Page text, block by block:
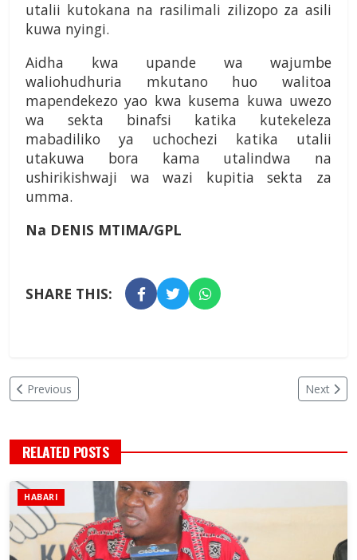
utalii kutokana na rasilimali zilizopo za asili
kuwa nyingi.
Aidha kwa upande wa wajumbe
waliohudhuria mkutano huo walitoa
mapendekezo yao kwa kusema kuwa uwezo
wa sekta binafsi katika kutekeleza
mabadiliko ya uchochezi katika utalii
utakuwa bora kama utalindwa na
ushirikishwaji wa wazi kupitia sekta za
umma.
Na DENIS MTIMA/GPL
SHARE THIS:
Previous Next
RELATED POSTS
HABARI